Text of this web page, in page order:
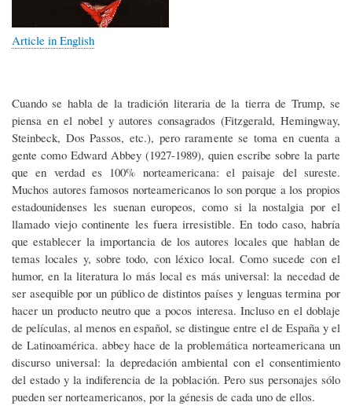
Article in English
Cuando se habla de la tradición literaria de la tierra de Trump, se
piensa en el nobel y autores consagrados (Fitzgerald, Hemingway,
Steinbeck, Dos Passos, etc.), pero raramente se toma en cuenta a
gente como Edward Abbey (1927-1989), quien escribe sobre la parte
que en verdad es 100% norteamericana: el paisaje del sureste.
Muchos autores famosos norteamericanos lo son porque a los propios
estadounidenses les suenan europeos, como si la nostalgia por el
llamado viejo continente les fuera irresistible. En todo caso, habría
que establecer la importancia de los autores locales que hablan de
temas locales y, sobre todo, con léxico local. Como sucede con el
humor, en la literatura lo más local es más universal: la necedad de
ser asequible por un público de distintos países y lenguas termina por
hacer un producto neutro que a pocos interesa. Incluso en el doblaje
de películas, al menos en español, se distingue entre el de España y el
de Latinoamérica. abbey hace de la problemática norteamericana un
discurso universal: la depredación ambiental con el consentimiento
del estado y la indiferencia de la población. Pero sus personajes sólo
pueden ser norteamericanos, por la génesis de cada uno de ellos.